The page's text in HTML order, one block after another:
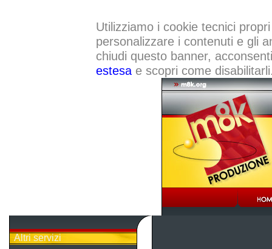
Utilizziamo i cookie tecnici
personalizzare i contenuti e gli
chiudi questo banner,
estesae scopri come
Altri servizi